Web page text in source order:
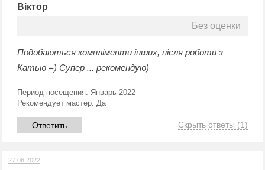
Віктор
Без оценки
Подобаються компліменти інших, після роботи з
Катью =) Супер ... рекомендую)
Период посещения: Январь 2022
Рекомендует мастер: Да
Ответить Скрыть ответы (1)
27.06.2022